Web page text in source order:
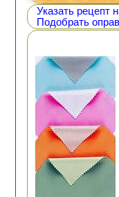
Указать рецепт
Подобрать